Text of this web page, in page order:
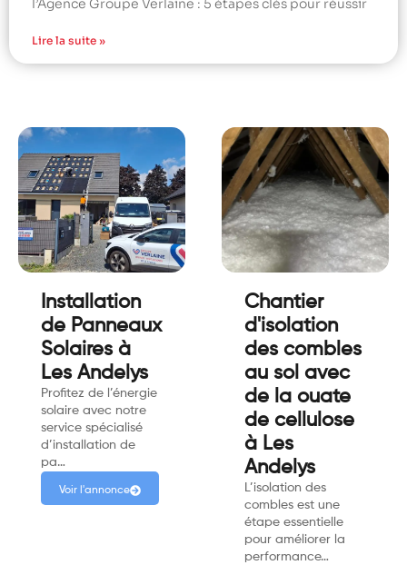
l’Agence Groupe Verlaine : 5 étapes clés pour réussir
Lire la suite »
Installation
de Panneaux
Solaires à
Les Andelys
Profitez de l’énergie
solaire avec notre
service spécialisé
d’installation de
pa…
Voir l'annonce
Chantier
d'isolation
des combles
au sol avec
de la ouate
de cellulose
à Les
Andelys
L’isolation des
combles est une
étape essentielle
pour améliorer la
performance…